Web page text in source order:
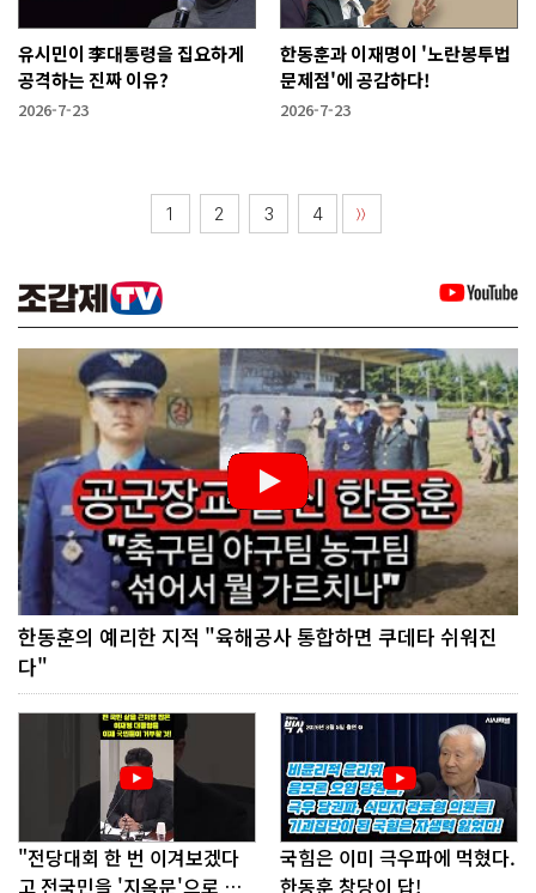
유시민이 李대통령을 집요하게
공격하는 진짜 이유?
2026-7-23
한동훈과 이재명이 '노란봉투법
문제점'에 공감하다!
2026-7-23
1 2 3 4 〉〉
한동훈의 예리한 지적 "육해공사 통합하면 쿠데타 쉬워진
다"
"전당대회 한 번 이겨보겠다
고 전국민을 '지옥문'으로 밀
국힘은 이미 극우파에 먹혔다.
한동훈 창당이 답!